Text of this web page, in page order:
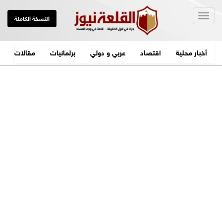
النسخة الكاملة
أخبار محلية اقتصاد عربي و دولي برلمانيات مقالات